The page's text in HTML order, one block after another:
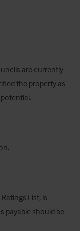
are currently
the property as
List, is
payable should be